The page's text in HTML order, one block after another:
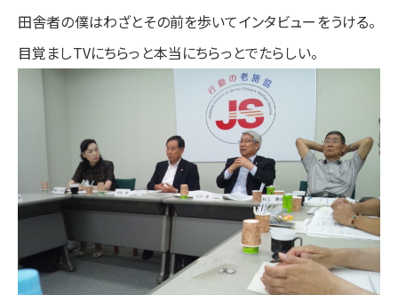
田舎者の僕はわざとその前を歩いてインタビューをうける。
目覚ましTVにちらっと本当にちらっとでたらしい。